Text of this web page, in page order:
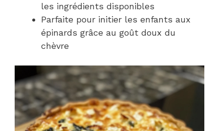
les ingrédients disponibles
Parfaite pour initier les enfants aux
épinards grâce au goût doux du
chèvre